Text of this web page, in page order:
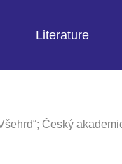
Literature
Český